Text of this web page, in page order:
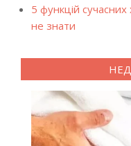
5 функцій сучасних
не знати